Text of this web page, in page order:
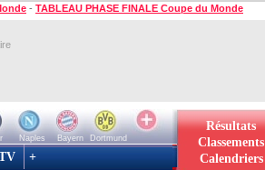
- TABLEAU PHASE FINALE Coupe du Monde
Naples Bayern
Dortmund
Résultats
Classements
Calendriers
+